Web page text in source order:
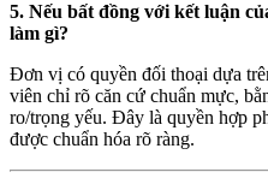
5. Nếu bất đồng với kết luận
làm gì?
Đơn vị có quyền đối thoại dựa
viên chỉ rõ căn cứ chuẩn mực,
ro/trọng yếu. Đây là quyền hợp
được chuẩn hóa rõ ràng.